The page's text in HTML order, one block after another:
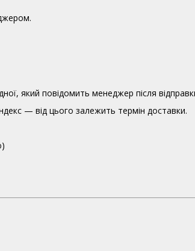
який повідомить менеджер після
— від цього залежить термін доставки.